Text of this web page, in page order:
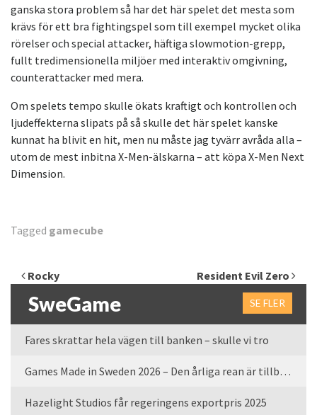
ganska stora problem så har det här spelet det mesta som
krävs för ett bra fightingspel som till exempel mycket olika
rörelser och special attacker, häftiga slowmotion-grepp,
fullt tredimensionella miljöer med interaktiv omgivning,
counterattacker med mera.
Om spelets tempo skulle ökats kraftigt och kontrollen och
ljudeffekterna slipats på så skulle det här spelet kanske
kunnat ha blivit en hit, men nu måste jag tyvärr avråda alla –
utom de mest inbitna X-Men-älskarna – att köpa X-Men Next
Dimension.
Tagged gamecube
Inläggsnavigering
Rocky Resident Evil Zero
SweGame SE FLER
Fares skrattar hela vägen till banken – skulle vi tro
Games Made in Sweden 2026 – Den årliga rean är tillbaka
Hazelight Studios får regeringens exportpris 2025